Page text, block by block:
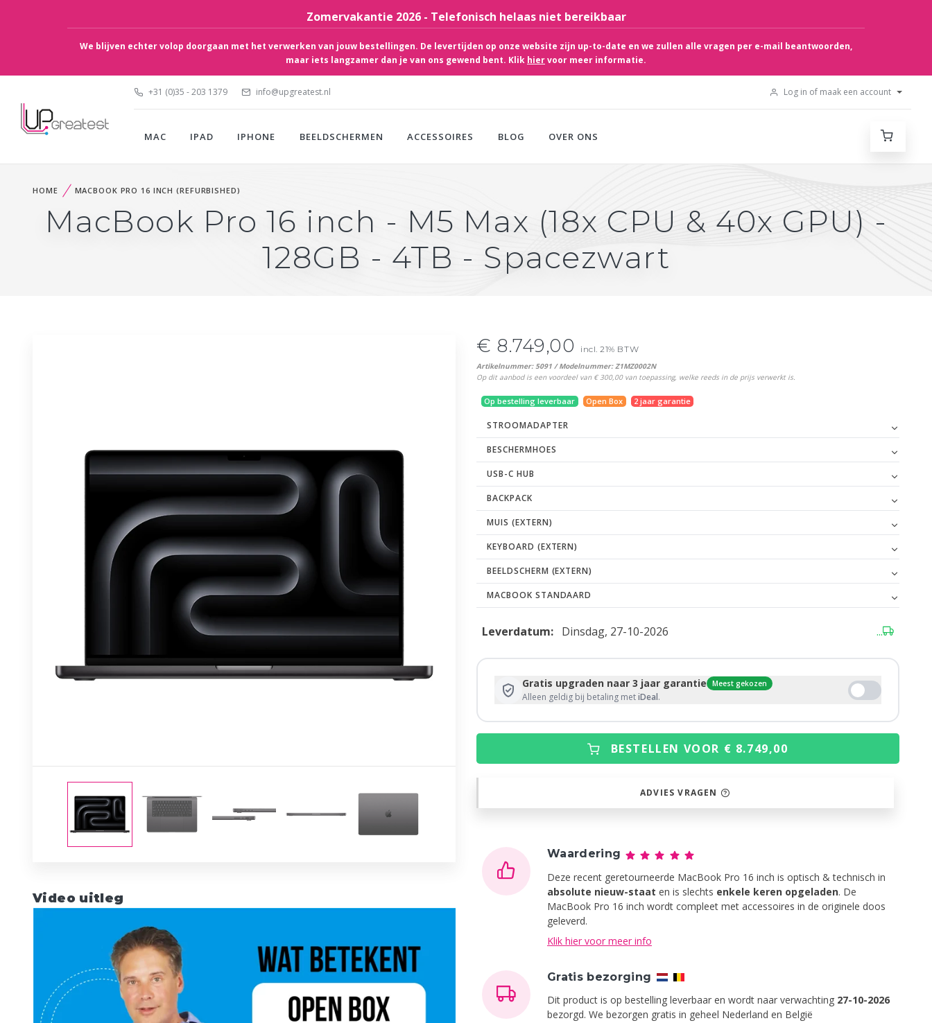
Zomervakantie 2026 - Telefonisch helaas niet bereikbaar
We blijven echter volop doorgaan met het verwerken van jouw bestellingen. De levertijden op onze website zijn up-to-date en we zullen alle vragen per e-mail beantwoorden,
maar iets langzamer dan je van ons gewend bent. Klik hiervoor meer informatie.
+31 (0)35 - 203 1379 info@upgreatest.nl Log in of maak een account
MAC IPAD IPHONE BEELDSCHERMEN ACCESSOIRES BLOG OVER ONS
HOME MACBOOK PRO 16 INCH (REFURBISHED)
MacBook Pro 16 inch - M5 Max (18x CPU & 40x GPU) -
128GB - 4TB - Spacezwart
Video uitleg
€ 8.749,00 incl. 21% BTW
Artikelnummer: 5091 / Modelnummer: Z1MZ0002N
Op dit aanbod is een voordeel van € 300,00 van toepassing, welke reeds in de prijs verwerkt is.
Op bestelling leverbaar Open Box 2 jaar garantie
STROOMADAPTER
BESCHERMHOES
USB-C HUB
BACKPACK
MUIS (EXTERN)
KEYBOARD (EXTERN)
BEELDSCHERM (EXTERN)
MACBOOK STANDAARD
Leverdatum: Dinsdag, 27-10-2026 ...
Gratis upgraden naar 3 jaar garantie Meest gekozen
Alleen geldig bij betaling metiDeal.
BESTELLEN VOOR € 8.749,00
ADVIES VRAGEN
Waardering
Deze recent geretourneerde MacBook Pro 16 inch is optisch & technisch in
absolute nieuw-staat en is slechts enkele keren opgeladen. De
MacBook Pro 16 inch wordt compleet met accessoires in de originele doos
geleverd.
Klik hier voor meer info
Gratis bezorging
Dit product is op bestelling leverbaar en wordt naar verwachting 27-10-2026
bezorgd. We bezorgen gratis in geheel Nederland en België